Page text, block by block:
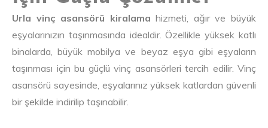
Urla vinç asansörü kiralama hizmeti, ağır ve büyük
eşyalarınızın taşınmasında idealdir. Özellikle yüksek katlı
binalarda, büyük mobilya ve beyaz eşya gibi eşyaların
taşınması için bu güçlü vinç asansörleri tercih edilir. Vinç
asansörü sayesinde, eşyalarınız yüksek katlardan güvenli
bir şekilde indirilip taşınabilir.